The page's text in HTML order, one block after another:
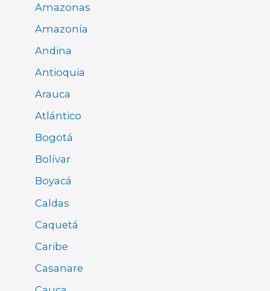
Amazonas
Amazonía
Andina
Antioquia
Arauca
Atlántico
Bogotá
Bolívar
Boyacá
Caldas
Caquetá
Caribe
Casanare